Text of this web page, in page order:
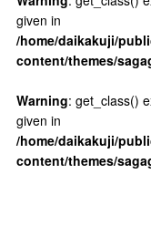
given in
/home/daikakuji/
content/themes/
Warning: get_class()
given in
/home/daikakuji/
content/themes/